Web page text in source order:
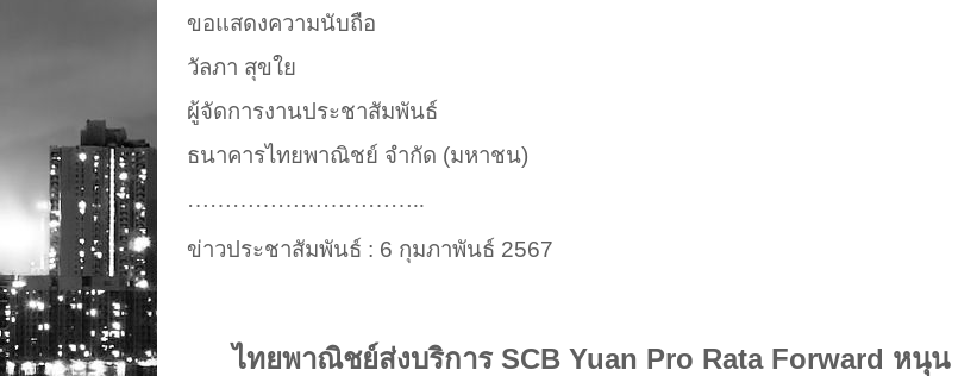
ขอแสดงความนับถือ
วัลภา สุขใย
ผู้จัดการงานประชาสัมพันธ์
ธนาคารไทยพาณิชย์ จำกัด (มหาชน)
…………………………..
ข่าวประชาสัมพันธ์ : 6 กุมภาพันธ์ 2567
ไทยพาณิชย์ส่งบริการ SCB Yuan Pro Rata Forward หนุน